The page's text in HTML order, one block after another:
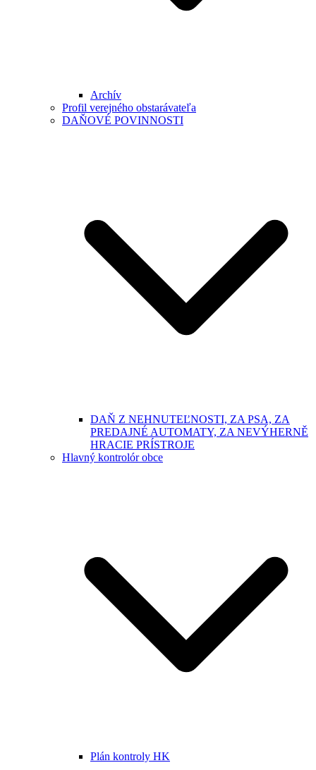
Archív
Profil verejného obstarávateľa
DAŇOVÉ POVINNOSTI
DAŇ Z NEHNUTEĽNOSTI, ZA PSA, ZA
PREDAJNÉ AUTOMATY, ZA NEVÝHERNĚ
HRACIE PRÍSTROJE
Hlavný kontrolór obce
Plán kontroly HK